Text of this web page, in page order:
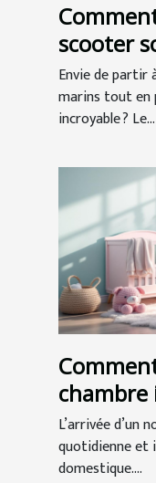
scooter
Envie de partir
marins tout en
incroyable ? Le...
chambre
l'arrivée
L’arrivée d’un
quotidienne et
domestique....